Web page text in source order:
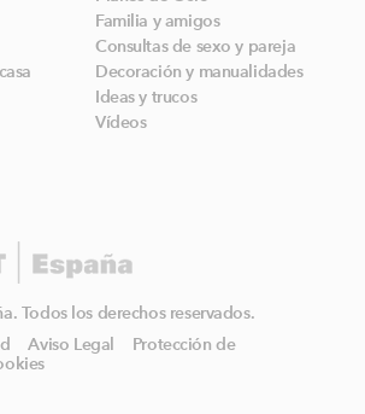
Familia y amigos
Consultas de sexo y pareja
Decoración y manualidades
Ideas y trucos
Vídeos
Todos los derechos reservados.
Aviso Legal
Protección de